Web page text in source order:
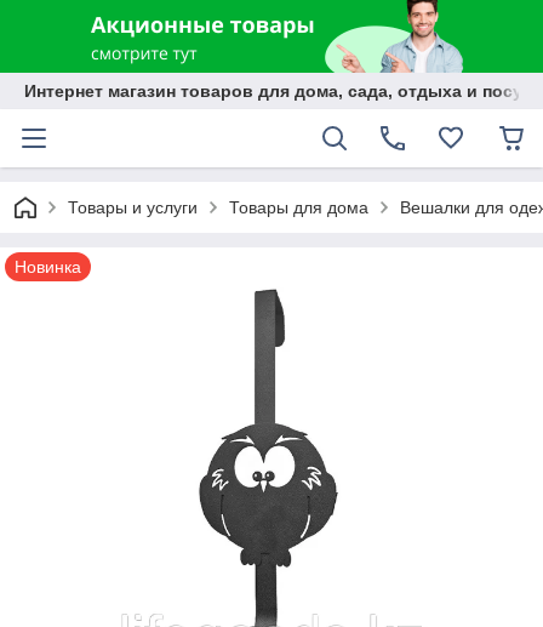
Интернет магазин товаров для дома, сада, отдыха и
Товары и услуги Товары для дома Вешалки для
Новинка